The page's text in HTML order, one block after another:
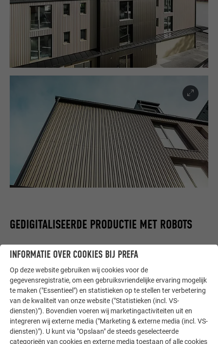
GEDIGITALISEERDE PRODUCTIE MET ROBOTS
“Architecten willen hun ideeën werkelijkheid zien worden.
Gedigitaliseerde productiekan daarbij ontzettend helpen,”
legt Thomas Engel uit. Hij is de senior manager van
Spenglerei Engel in het Zuid-Duitse Kaltental-Blonhofen. Dit
bedrijf met 25 medewerkers beschikt over eigen
productierobots en ontwikkelt veel nieuwe processen en
vormen. De junior manager, die de innovaties test, is de
drijvende kracht achter deautomatisering in het atelier
technologieën werden ook gebruikt voor de realisatie van de
INFORMATIE OVER COOKIES BIJ PREFA
Op deze website gebruiken wij cookies voor de
gegevensregistratie, om een gebruiksvriendelijke ervaring mogelijk
te maken ("Essentieel") en statistieken op te stellen ter verbetering
van de kwaliteit van onze website ("Statistieken (incl. VS-
diensten)"). Bovendien voeren wij marketingactiviteiten uit en
integreren wij externe media ("Marketing & externe media (incl. VS-
diensten)"). U kunt via "Opslaan" de steeds geselecteerde
categorieën van cookies en externe media toestaan of alle cookies